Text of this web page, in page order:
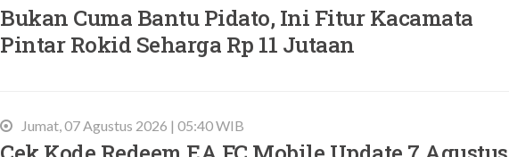
Bukan Cuma Bantu Pidato, Ini Fitur Kacamata
Pintar Rokid Seharga Rp 11 Jutaan
Jumat, 07 Agustus 2026 | 05:40 WIB